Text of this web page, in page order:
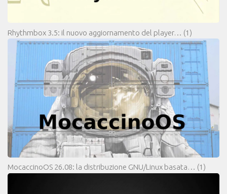
Rhythmbox 3.5: il nuovo aggiornamento del player… (1)
MocaccinoOS 26.08: la distribuzione GNU/Linux basata… (1)